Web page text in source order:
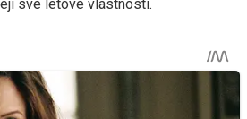
své letové vlastnosti.